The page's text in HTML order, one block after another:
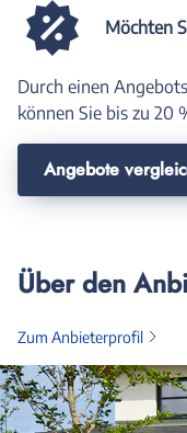
Möchten
Durch einen
können Sie bis zu 20
Angebote
Über den
Zum Anbieterprofil